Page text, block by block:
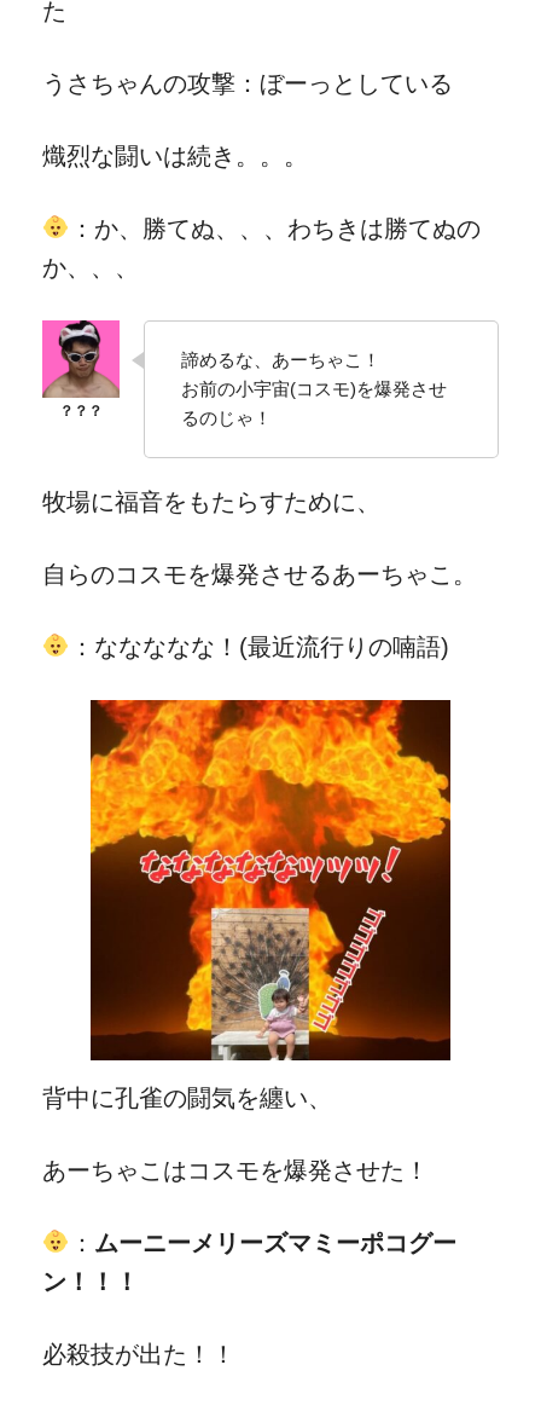
た
うさちゃんの攻撃：ぼーっとしている
熾烈な闘いは続き。。。
：か、勝てぬ、、、わちきは勝てぬの
か、、、
諦めるな、あーちゃこ！
お前の小宇宙(コスモ)を爆発させ
るのじゃ！
牧場に福音をもたらすために、
自らのコスモを爆発させるあーちゃこ。
：ななななな！(最近流行りの喃語)
背中に孔雀の闘気を纏い、
あーちゃこはコスモを爆発させた！
： ムーニーメリーズマミーポコグー
ン！！！
必殺技が出た！！